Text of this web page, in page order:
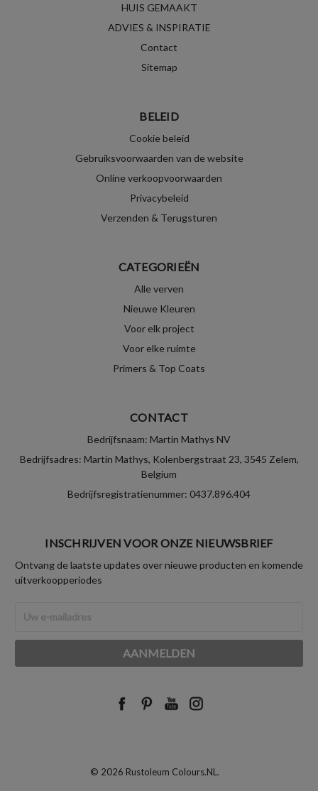
HUIS GEMAAKT
ADVIES & INSPIRATIE
Contact
Sitemap
BELEID
Cookie beleid
Gebruiksvoorwaarden van de website
Online verkoopvoorwaarden
Privacybeleid
Verzenden & Terugsturen
CATEGORIEËN
Alle verven
Nieuwe Kleuren
Voor elk project
Voor elke ruimte
Primers & Top Coats
CONTACT
Bedrijfsnaam: Martin Mathys NV
Bedrijfsadres: Martin Mathys, Kolenbergstraat 23, 3545 Zelem,
Belgium
Bedrijfsregistratienummer: 0437.896.404
INSCHRIJVEN VOOR ONZE NIEUWSBRIEF
Ontvang de laatste updates over nieuwe producten en komende
uitverkoopperiodes
mailadres
© 2026 Rustoleum Colours.NL.